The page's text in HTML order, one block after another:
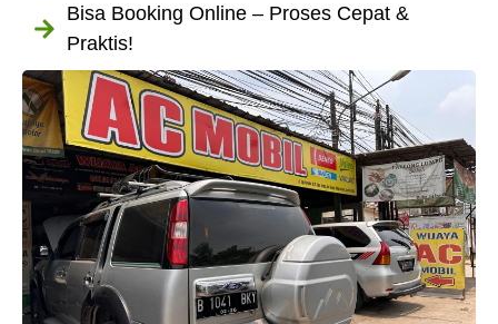
Bisa Booking Online – Proses Cepat &
Praktis!